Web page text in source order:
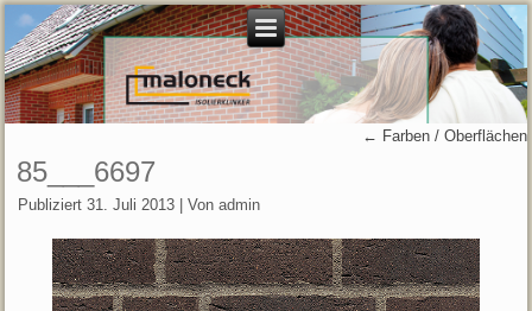
← Farben / Oberflächen
85___6697
Publiziert 31. Juli 2013 |Von admin